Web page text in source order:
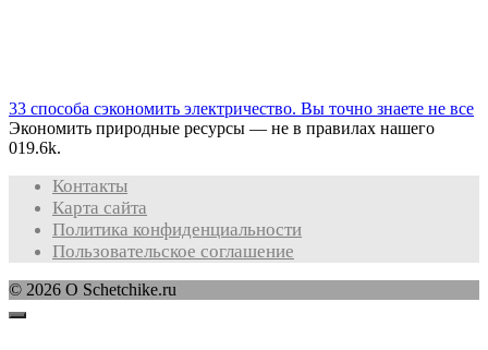
33 способа сэкономить электричество. Вы точно знаете не все
Экономить природные ресурсы — не в правилах нашего
019.6k.
Контакты
Карта сайта
Политика конфиденциальности
Пользовательское соглашение
© 2026 O Schetchike.ru